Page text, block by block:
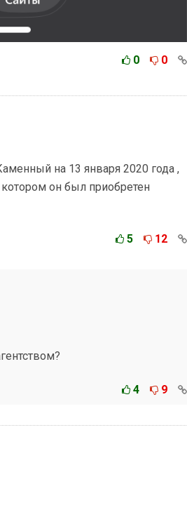
0 0
на 13 января 2020 года ,
котором он был приобретен
5 12
4 9